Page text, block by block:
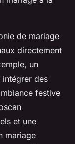
de mariage
directement
un
des
festive
et une
mariage